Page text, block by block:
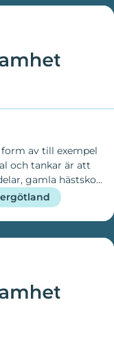
av till exempel
och tankar är att
gamla hästskor,
går att använda
delar ett
och ett